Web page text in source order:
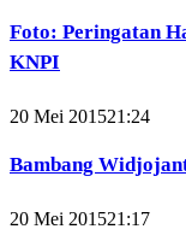
Foto: Peringatan
KNPI
20 Mei 201521:24
Bambang
20 Mei 201521:17